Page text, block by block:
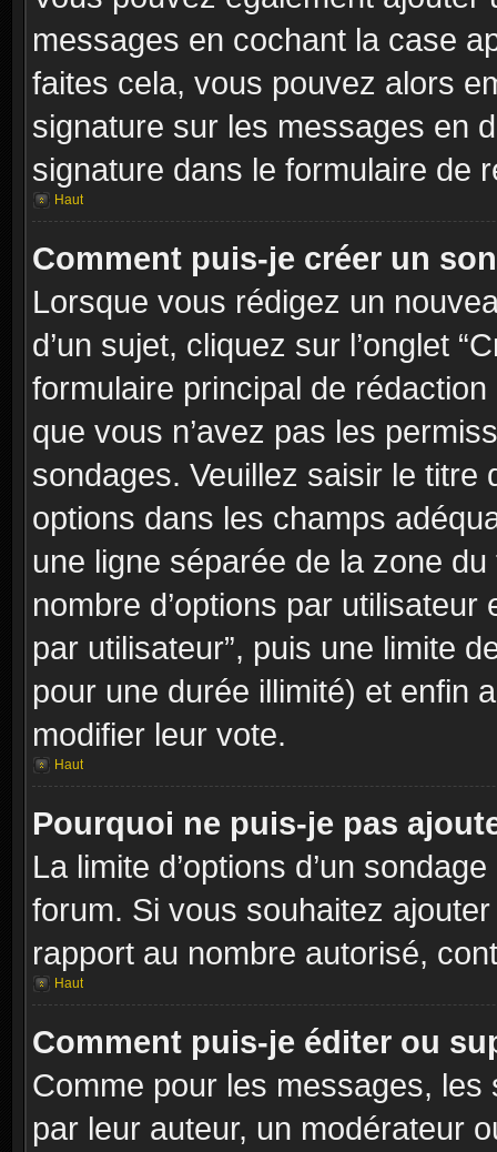
messages en cochant la case
faites cela, vous pouvez alors
signature sur les messages en
signature dans le formulaire de
Haut
Comment puis-je créer un
Lorsque vous rédigez un
d’un sujet, cliquez sur l’onglet
formulaire principal de
que vous n’avez pas les
sondages. Veuillez saisir le
options dans les champs
une ligne séparée de la zone
nombre d’options par
par utilisateur”, puis une limite
pour une durée illimité) et enfin
modifier leur vote.
Haut
Pourquoi ne puis-je pas
La limite d’options d’un
forum. Si vous souhaitez
rapport au nombre autorisé,
Haut
Comment puis-je éditer ou
Comme pour les messages,
par leur auteur, un modérateur